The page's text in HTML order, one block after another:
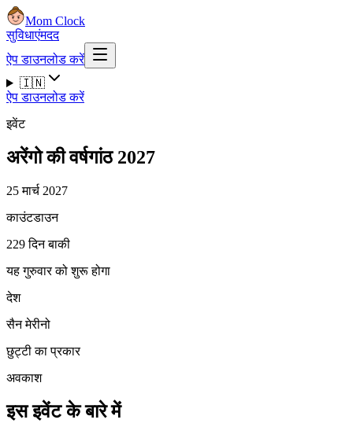
Mom Clock
सुविधाएंमदद
ऐप डाउनलोड करें
🇮🇳
ऐप डाउनलोड करें
इवेंट
अरेंगो की वर्षगांठ 2027
25 मार्च 2027
काउंटडाउन
229 दिन बाकी
यह गुरुवार को शुरू होगा
देश
सैन मेरीनो
छुट्टी का प्रकार
अवकाश
इस इवेंट के बारे में